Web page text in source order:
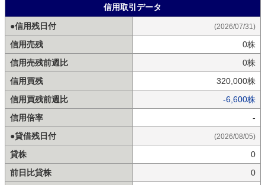
信用取引データ
●信用残日付
(2026/07/31)
信用売残
0株
信用売残前週比
0株
信用買残
320,000株
信用買残前週比
-6,600株
信用倍率
-
●貸借残日付
(2026/08/05)
貸株
0
前日比貸株
0